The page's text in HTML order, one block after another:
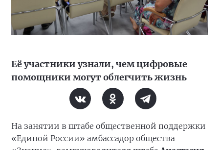
Её участники узнали, чем цифровые
помощники могут облегчить жизнь
На занятии в штабе общественной поддержки
«Единой России» амбассадор общества